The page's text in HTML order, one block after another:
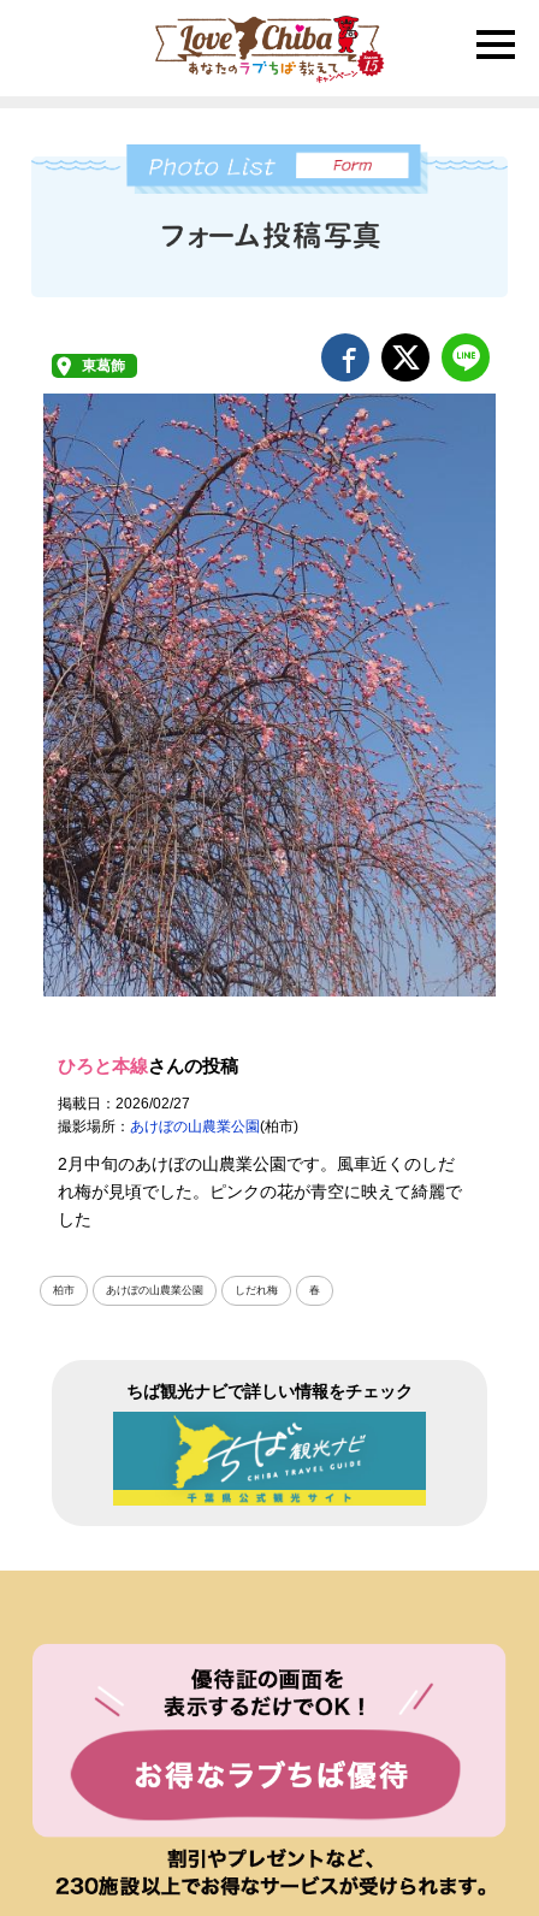
toggle
東葛飾
ひろと本線さんの投稿
掲載日：2026/02/27
撮影場所： あけぼの山農業公園(柏市)
2月中旬のあけぼの山農業公園です。風車近くのしだ
れ梅が見頃でした。ピンクの花が青空に映えて綺麗で
した
柏市 あけぼの山農業公園 しだれ梅 春
ちば観光ナビで詳しい情報をチェック